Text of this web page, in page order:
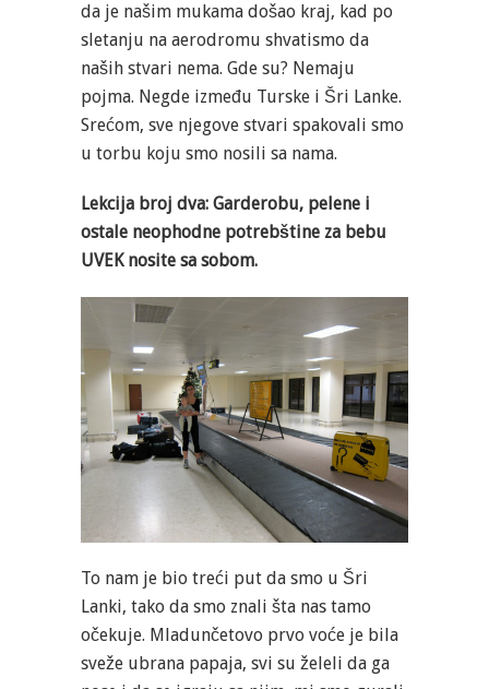
da je našim mukama došao kraj, kad po
sletanju na aerodromu shvatismo da
naših stvari nema. Gde su? Nemaju
pojma. Negde između Turske i Šri Lanke.
Srećom, sve njegove stvari spakovali smo
u torbu koju smo nosili sa nama.
Lekcija broj dva: Garderobu, pelene i
ostale neophodne potrebštine za bebu
UVEK nosite sa sobom.
To nam je bio treći put da smo u Šri
Lanki, tako da smo znali šta nas tamo
očekuje. Mladunčetovo prvo voće je bila
sveže ubrana papaja, svi su želeli da ga